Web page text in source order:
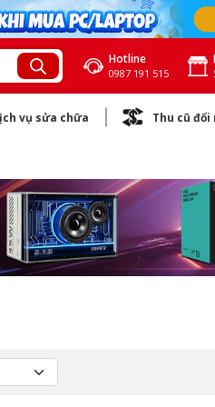
Hotline
0987 191 515
vụ sửa chữa Thu cũ đổi